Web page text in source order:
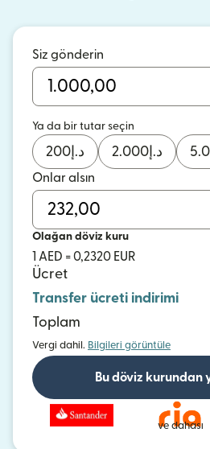
Siz gönderin
Ya da bir tutar seçin
د.إ 200 د.إ 2.000
Onlar alsın
Olağan döviz kuru
1 AED = 0,2320 EUR
Ücret
Transfer ücreti indirimi
Toplam
Vergi dahil. Bilgileri görüntüle
Bu döviz kurundan
ve dahası